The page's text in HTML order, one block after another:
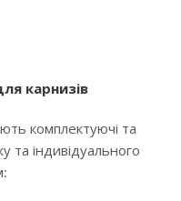
карнизів
комплектуючі та
та індивідуального